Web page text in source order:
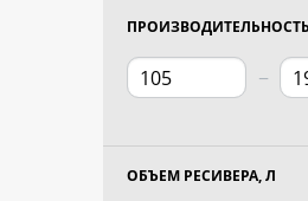
−
ОБЪЕМ РЕСИВЕРА, Л